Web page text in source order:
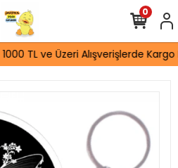
1000 TL ve Üzeri Alışverişlerde Kargo
0